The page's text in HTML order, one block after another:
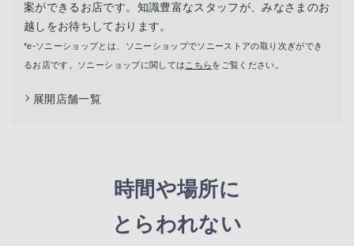
案ができるお店です。知識豊富なスタッフが、みなさまのお
越しをお待ちしております。
*e-ソニーショップとは、ソニーショップでソニーストアの取り次ぎができ
るお店です。ソニーショップに関しては こちらをご覧ください。
展開店舗一覧
時間や場所に
とらわれない